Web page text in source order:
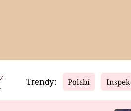
Video
Trendy: Polabí